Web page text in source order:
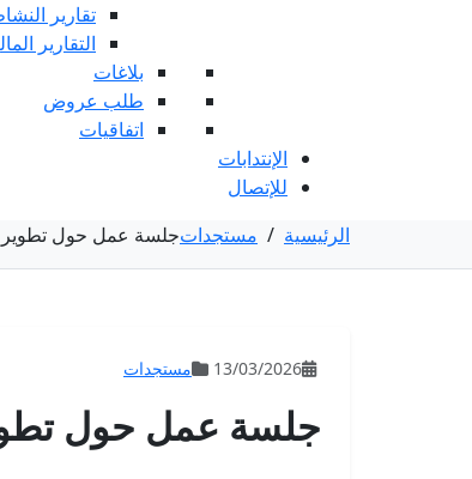
تقارير
التقارير
بلاغات
طلب عروض
اتفاقيات
الإنتدابات
للإتصال
الرئيسية / مستجداتجلسة عمل حول تطوير
13/03/2026 مستجدات
جلسة عمل حول